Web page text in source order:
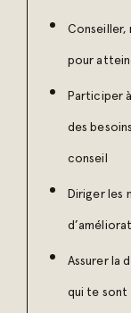
Conseiller,
pour
Participer
des
conseil
Diriger les
Assurer la
qui te sont